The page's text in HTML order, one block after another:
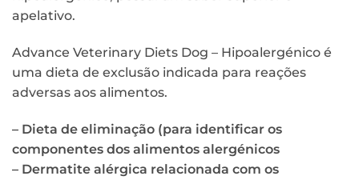
apelativo.
Advance Veterinary Diets Dog – Hipoalergénico é
uma dieta de exclusão indicada para reações
adversas aos alimentos.
– Dieta de eliminação (para identificar os
componentes dos alimentos alergénicos
– Dermatite alérgica relacionada com os